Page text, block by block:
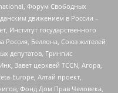
Форум Свободных
движением в России –
Институт государственного
Россия, Беллона, Союз жителей
депутатов, Гринпис
Завет церквей TCCN, Агора,
Europe, Алтай проект,
Фонд Дом Прав Человека,